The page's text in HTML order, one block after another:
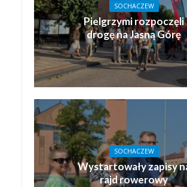
SOCHACZEW
Pielgrzymi rozpoczęli
drogę na Jasną Górę
SOCHACZEW
Wystartowały zapisy
rajd rowerowy